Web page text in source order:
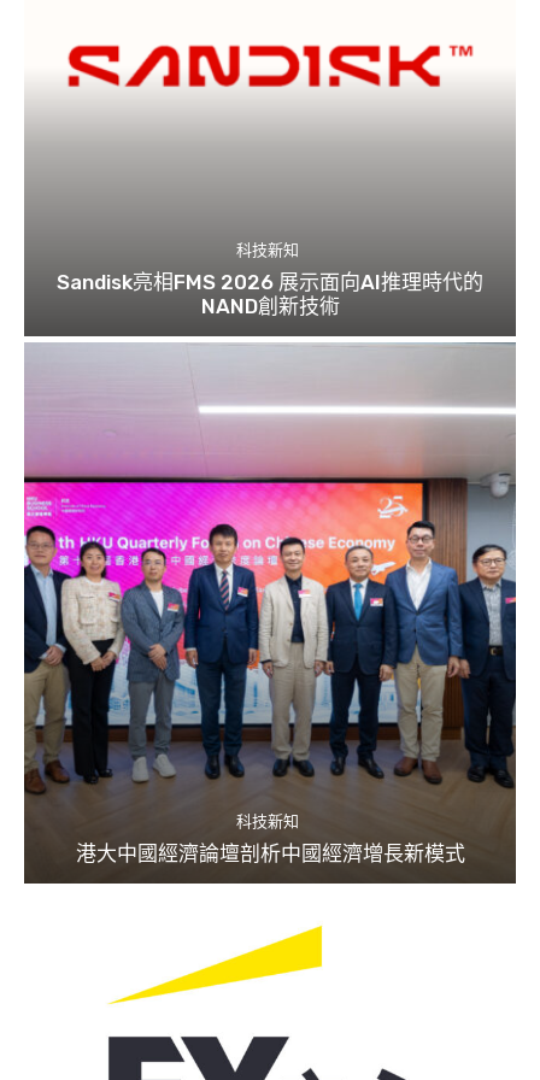
科技新知
Sandisk亮相FMS 2026 展示面向AI推理時代的
NAND創新技術
科技新知
港大中國經濟論壇剖析中國經濟增長新模式